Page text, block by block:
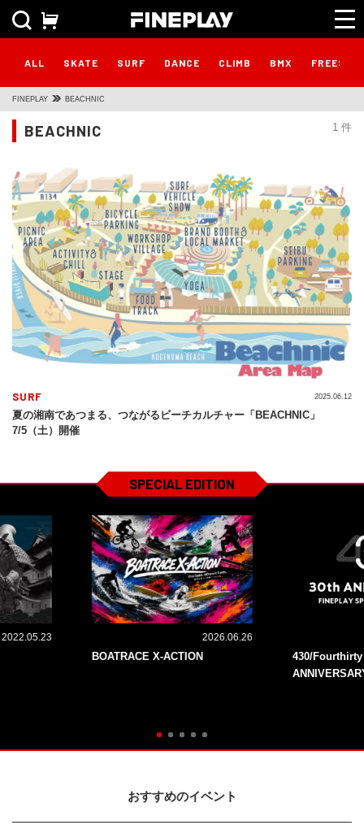
ALL SKATE SURF DANCE CLIMB BMX
FINEPLAY BEACHNIC
1 件
BEACHNIC
SURF
夏の湘南であつまる、つながるビーチカルチャー「BEACHNIC」
7/5（土）開催
2025.06.12
SPECIAL EDITION
2022.05.23 2026.06.26
BOATRACE X-ACTION
430/
おすすめのイベント